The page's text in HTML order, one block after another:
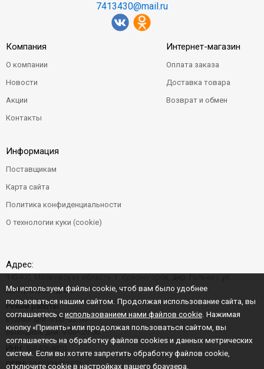
7413430@mail.ru
Компания
О компании
Новости
Акции
Контакты
Интернет-магазин
Оплата заказа
Доставка товара
Возврат и обмен
Информация
Поставщикам
Карта сайта
Политика конфиденциальности
О технологии куки (cookie)
Адрес:
Центральная д. 6"Б"
Режим работы:
Будние дни: 9:00–22:00
Выходные дни: 9:00–20:00
ИНН:
ОГРН:1045004456573
Мы используем файлы cookie, чтоб вам было удобнее
пользоваться нашим сайтом. Продолжая использование сайта, вы
соглашаетесь с использованием нами файлов cookie . Нажимая
кнопку «Принять» или продолжая пользоваться сайтом, вы
соглашаетесь на обработку файлов cookies и данных метрических
систем. Если вы хотите запретить обработку файлов cookie,
отключите cookie в настройках вашего браузера.